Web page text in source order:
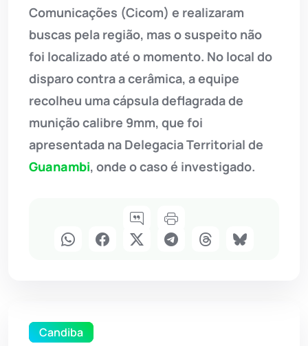
Comunicações (Cicom) e realizaram
buscas pela região, mas o suspeito não
foi localizado até o momento. No local do
disparo contra a cerâmica, a equipe
recolheu uma cápsula deflagrada de
munição calibre 9mm, que foi
apresentada na Delegacia Territorial de
Guanambi, onde o caso é investigado.
Candiba